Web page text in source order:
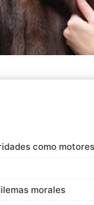
como
morales